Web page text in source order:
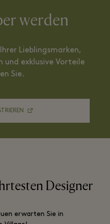
werden
Lieblingsmarken,
und exklusive Vorteile
Sie.
Designer
erwarten Sie in